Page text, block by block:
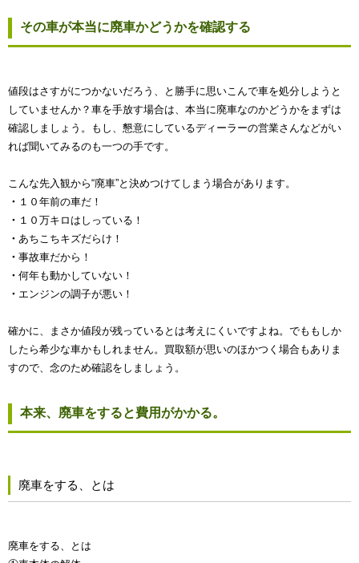
その車が本当に廃車かどうかを確認する
値段はさすがにつかないだろう、と勝手に思いこんで車を処分しようと
していませんか？車を手放す場合は、本当に廃車なのかどうかをまずは
確認しましょう。もし、懇意にしているディーラーの営業さんなどがい
れば聞いてみるのも一つの手です。
こんな先入観から“廃車”と決めつけてしまう場合があります。
・ １０年前の車だ！
・ １０万キロはしっている！
・ あちこちキズだらけ！
・ 事故車だから！
・ 何年も動かしていない！
・ エンジンの調子が悪い！
確かに、まさか値段が残っているとは考えにくいですよね。でももしか
したら希少な車かもしれません。買取額が思いのほかつく場合もありま
すので、念のため確認をしましょう。
本来、廃車をすると費用がかかる。
廃車をする、とは
廃車をする、とは